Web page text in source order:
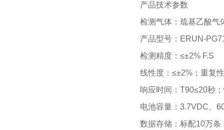
产品技术参数
检测气体：巯基乙酸气
产品型号：ERUN-
检测精度：≤±2% F.S
线性度：≤±2%；重复
响应时间：T90≤20秒
电池容量：3.7VDC、
数据存储：标配10万